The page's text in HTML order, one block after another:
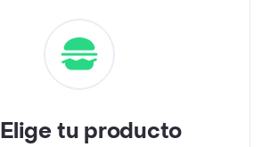
Elige tu producto